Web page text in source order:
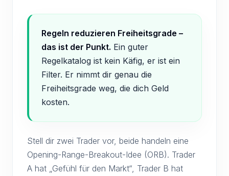
Regeln reduzieren Freiheitsgrade –
das ist der Punkt. Ein guter
Regelkatalog ist kein Käfig, er ist ein
Filter. Er nimmt dir genau die
Freiheitsgrade weg, die dich Geld
kosten.
Stell dir zwei Trader vor, beide handeln eine
Opening-Range-Breakout-Idee (ORB). Trader
A hat „Gefühl für den Markt“, Trader B hat